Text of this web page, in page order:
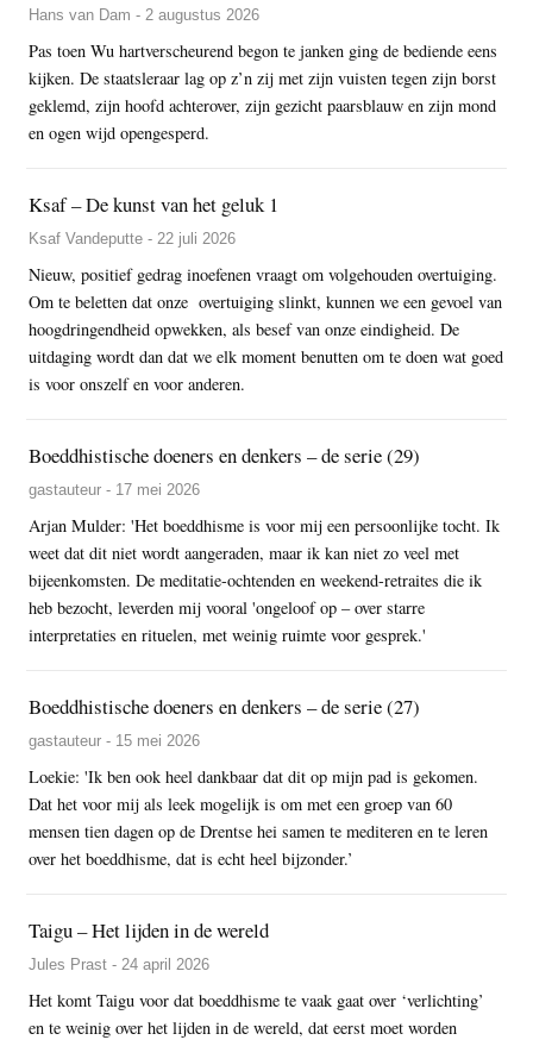
Hans van Dam - 2 augustus 2026
Pas toen Wu hartverscheurend begon te janken ging de bediende eens
kijken. De staatsleraar lag op z’n zij met zijn vuisten tegen zijn borst
geklemd, zijn hoofd achterover, zijn gezicht paarsblauw en zijn mond
en ogen wijd opengesperd.
Ksaf – De kunst van het geluk 1
Ksaf Vandeputte - 22 juli 2026
Nieuw, positief gedrag inoefenen vraagt om volgehouden overtuiging.
Om te beletten dat onze overtuiging slinkt, kunnen we een gevoel van
hoogdringendheid opwekken, als besef van onze eindigheid. De
uitdaging wordt dan dat we elk moment benutten om te doen wat goed
is voor onszelf en voor anderen.
Boeddhistische doeners en denkers – de serie (29)
gastauteur - 17 mei 2026
Arjan Mulder: 'Het boeddhisme is voor mij een persoonlijke tocht. Ik
weet dat dit niet wordt aangeraden, maar ik kan niet zo veel met
bijeenkomsten. De meditatie-ochtenden en weekend-retraites die ik
heb bezocht, leverden mij vooral 'ongeloof op – over starre
interpretaties en rituelen, met weinig ruimte voor gesprek.'
Boeddhistische doeners en denkers – de serie (27)
gastauteur - 15 mei 2026
Loekie: 'Ik ben ook heel dankbaar dat dit op mijn pad is gekomen.
Dat het voor mij als leek mogelijk is om met een groep van 60
mensen tien dagen op de Drentse hei samen te mediteren en te leren
over het boeddhisme, dat is echt heel bijzonder.’
Taigu – Het lijden in de wereld
Jules Prast - 24 april 2026
Het komt Taigu voor dat boeddhisme te vaak gaat over ‘verlichting’
en te weinig over het lijden in de wereld, dat eerst moet worden